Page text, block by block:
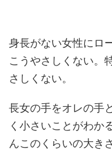
身長がない女性にロ
こうやさしくない。
さしくない。
長女の手をオレの手
く小さいことがわか
んこのくらいの大き